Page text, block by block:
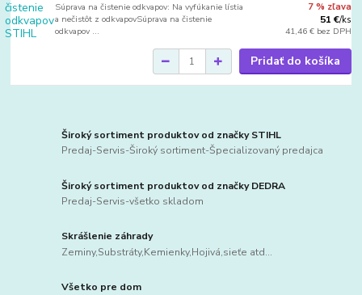
Súprava na čistenie odkvapov: Na vyfúkanie lístia
a nečistôt z odkvapovSúprava na čistenie
odkvapov ...
7 % zľava
51 €/ks
41,46 € bez DPH
Pridať do košíka
Široký sortiment produktov od značky STIHL
Predaj-Servis-Široký sortiment-Špecializovaný predajca
Široký sortiment produktov od značky DEDRA
Predaj-Servis-všetko skladom
Skrášlenie záhrady
Zeminy,Substráty,Kemienky,Hojivá,sieťe atd...
Všetko pre dom